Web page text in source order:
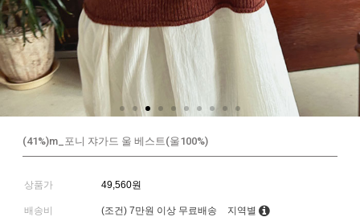
(41%)m_포니 쟈가드 울 베스트(울100%)
상품가 49,560원
배송비 (조건) 7만원 이상 무료배송 지역별